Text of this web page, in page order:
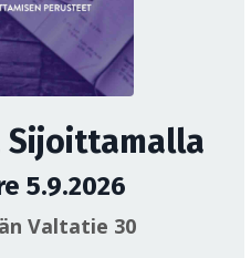
Sijoittamalla
5.9.2026
Valtatie 30